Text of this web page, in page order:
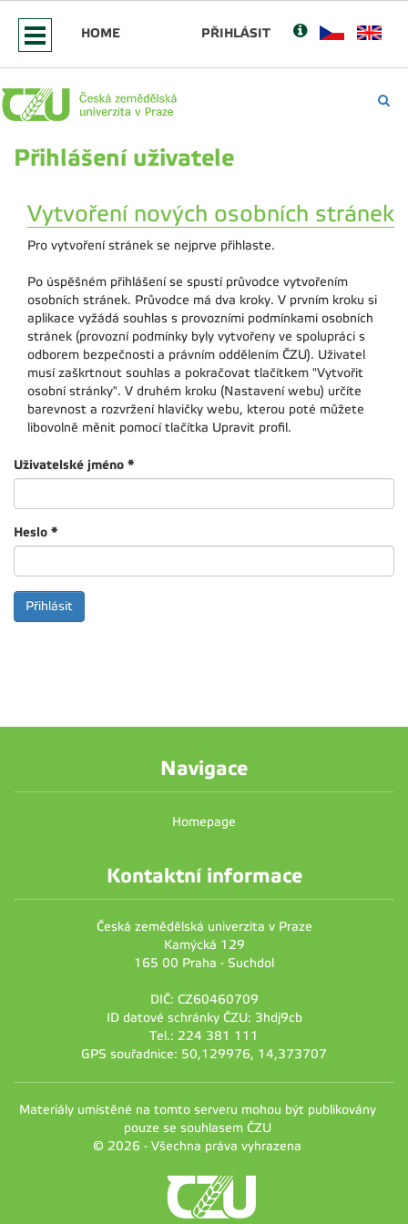
HOME PŘIHLÁSIT
Přihlášení uživatele
Vytvoření nových osobních stránek
Pro vytvoření stránek se nejprve přihlaste.
Po úspěšném přihlášení se spustí průvodce vytvořením
osobních stránek. Průvodce má dva kroky. V prvním kroku si
aplikace vyžádá souhlas s provozními podmínkami osobních
stránek (provozní podmínky byly vytvořeny ve spolupráci s
odborem bezpečnosti a právním oddělením ČZU). Uživatel
musí zaškrtnout souhlas a pokračovat tlačítkem "Vytvořit
osobní stránky". V druhém kroku (Nastavení webu) určíte
barevnost a rozvržení hlavičky webu, kterou poté můžete
libovolně měnit pomocí tlačítka Upravit profil.
Uživatelské jméno *
Heslo *
Navigace
Homepage
Kontaktní informace
Česká zemědělská univerzita v Praze
Kamýcká 129
165 00 Praha - Suchdol
DIČ: CZ60460709
ID datové schránky ČZU: 3hdj9cb
Tel.: 224 381 111
GPS souřadnice: 50,129976, 14,373707
Materiály umístěné na tomto serveru mohou být publikovány
pouze se souhlasem ČZU
© 2026 - Všechna práva vyhrazena